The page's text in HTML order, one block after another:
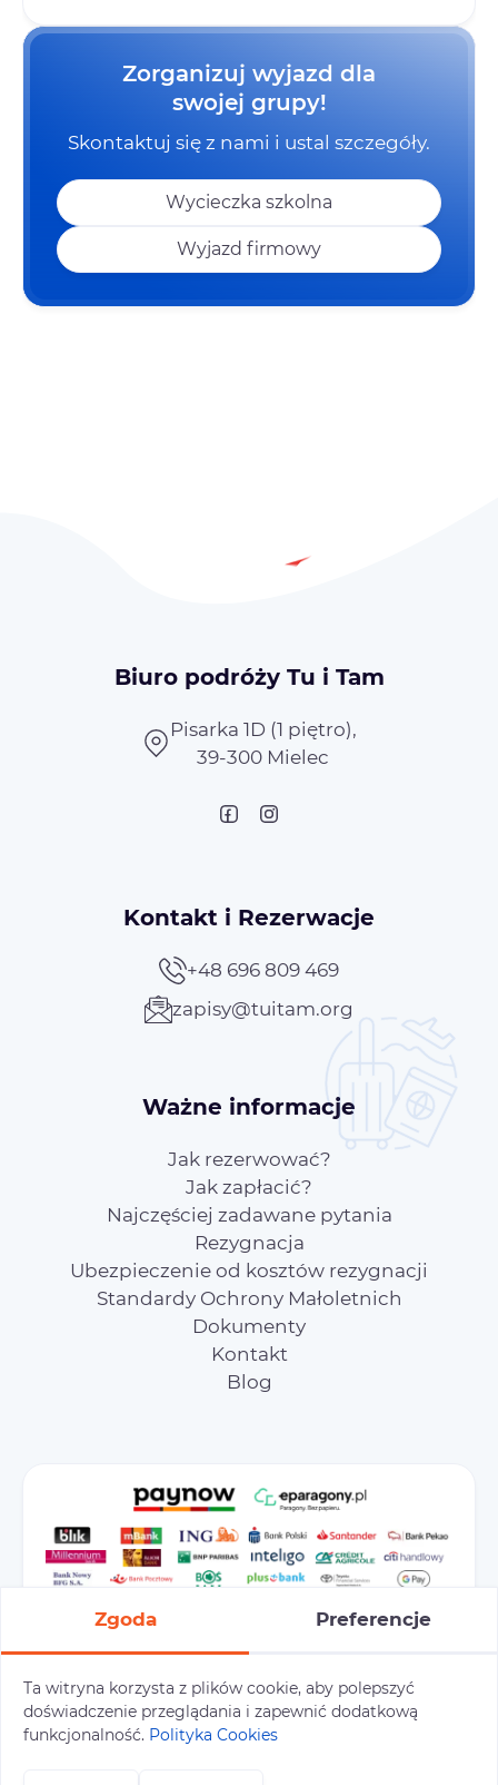
Zorganizuj wyjazd dla
swojej grupy!
Skontaktuj się z nami i ustal szczegóły.
Wycieczka szkolna
Wyjazd firmowy
Biuro podróży Tu i Tam
Pisarka 1D (1 piętro),
39-300 Mielec
Kontakt i Rezerwacje
+48 696 809 469
zapisy@tuitam.org
Ważne informacje
Jak rezerwować?
Jak zapłacić?
Najczęściej zadawane pytania
Rezygnacja
Ubezpieczenie od kosztów rezygnacji
Standardy Ochrony Małoletnich
Dokumenty
Kontakt
Blog
Preferencje cookies Polityka prywatności
Polityka cookies
Zgoda Preferencje
Ta witryna korzysta z plików cookie, aby polepszyć
doświadczenie przeglądania i zapewnić dodatkową
funkcjonalność. Polityka Cookies